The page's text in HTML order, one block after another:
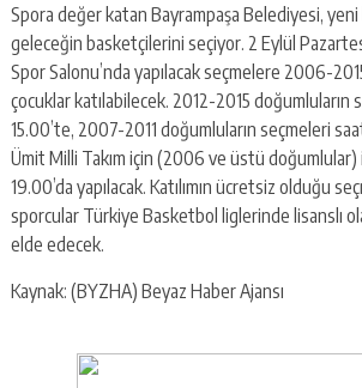
Spora değer katan Bayrampaşa Belediyesi,
geleceğin basketçilerini seçiyor. 2 Eylül
Spor Salonu’nda yapılacak seçmelere 2006-
çocuklar katılabilecek. 2012-2015 doğumluların
15.00’te, 2007-2011 doğumluların seçmeleri
Ümit Milli Takım için (2006 ve üstü
19.00’da yapılacak. Katılımın ücretsiz olduğu
sporcular Türkiye Basketbol liglerinde lisanslı
elde edecek.
Kaynak: (BYZHA) Beyaz Haber Ajansı